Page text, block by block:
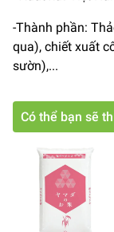
-Thành phần:
qua), chiết xuất
sườn),...
Có thể bạn sẽ